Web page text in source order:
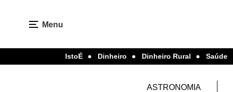
Menu
IstoÉ Dinheiro Dinheiro Rural Saúde
ASTRONOMIA